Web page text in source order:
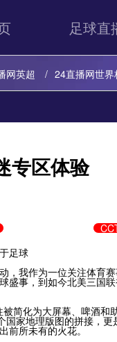
足球直
网英超 24直播网世界
欧联
网意甲
专区体验
足球
，我作为一位关注体育
盛事，到如今北美三国
简化为大屏幕、啤酒
家地理版图的拼接，
前所未有的火花。